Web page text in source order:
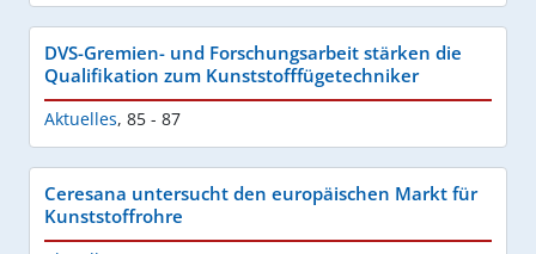
DVS-Gremien- und Forschungsarbeit stärken die
Qualifikation zum Kunststofffügetechniker
Aktuelles, 85 - 87
Ceresana untersucht den europäischen Markt für
Kunststoffrohre